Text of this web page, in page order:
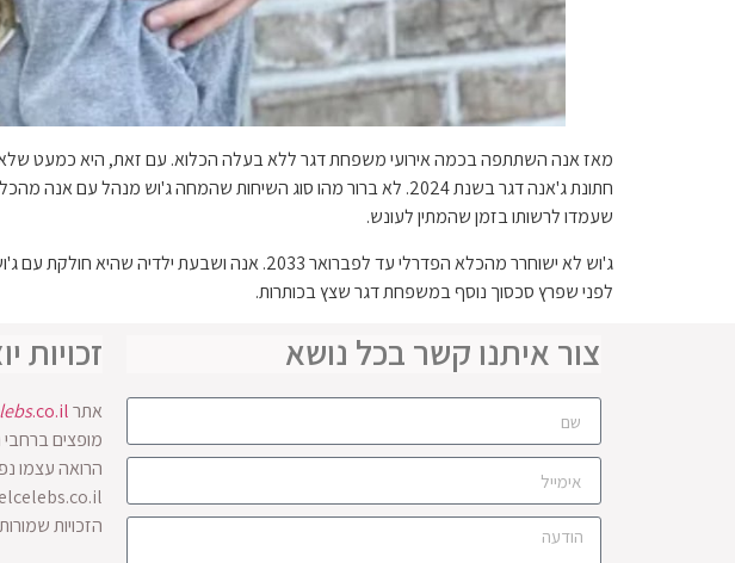
מאז אנה השתתפה בכמה אירועי משפחת דגר ללא בעלה הכלוא. עם זאת, היא כמעט שלא
חתונת ג'אנה דגר בשנת 2024. לא ברור מהו סוג השיחות שהמחה ג'וש
שעמדו לרשותו בזמן שהמתין לעונש.
ג'וש לא ישוחרר מהכלא הפדרלי עד לפברואר
לפני שפרץ סכסוך נוסף במשפחת דגר שצץ בכותרות.
צור איתנו קשר בכל נושא זכויות
אתר.co.il
הרואה עצמו
הזכויות